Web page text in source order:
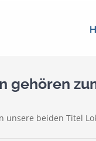
gehören
unsere beiden Titel